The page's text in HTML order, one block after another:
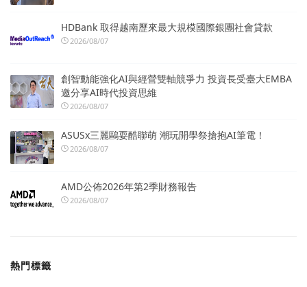
HDBank 取得越南歷來最大規模國際銀團社會貸款
2026/08/07
創智動能強化AI與經營雙軸競爭力 投資長受臺大EMBA
邀分享AI時代投資思維
2026/08/07
ASUSx三麗鷗耍酷聯萌 潮玩開學祭搶抱AI筆電！
2026/08/07
AMD公佈2026年第2季財務報告
2026/08/07
熱門標籤